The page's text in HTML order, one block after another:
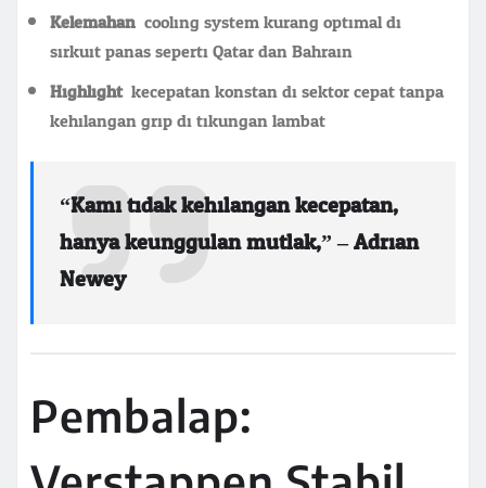
Kelemahan: cooling system kurang optimal di
sirkuit panas seperti Qatar dan Bahrain
Highlight: kecepatan konstan di sektor cepat tanpa
kehilangan grip di tikungan lambat
“Kami tidak kehilangan kecepatan,
hanya keunggulan mutlak,” – Adrian
Newey.
Pembalap: